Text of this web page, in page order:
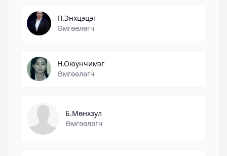
П.Энхцэцэг
Өмгөөлөгч
Н.Оюунчимэг
Өмгөөлөгч
Б.Мөнхзул
Өмгөөлөгч